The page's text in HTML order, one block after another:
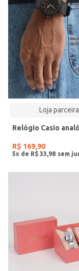
Loja parceira
R$ 169,90
5x de R$ 33 98